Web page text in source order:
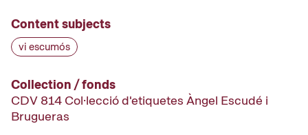
Content subjects
vi escumós
Collection / fonds
CDV 814 Col·lecció d'etiquetes Àngel Escudé i
Brugueras